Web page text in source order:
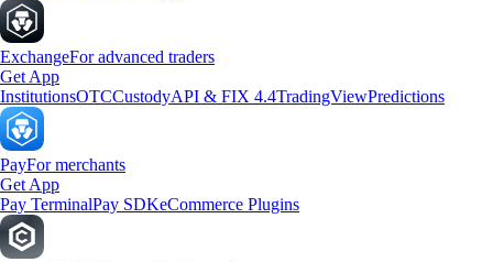
ExchangeFor advanced traders
Get App
InstitutionsOTCCustodyAPI & FIX 4.4TradingViewPredictions
PayFor merchants
Get App
Pay TerminalPay SDKeCommerce Plugins